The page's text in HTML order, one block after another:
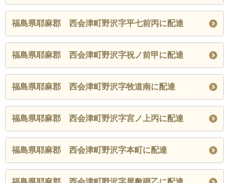
福島県耶麻郡 西会津町野沢字平七前丙に配達
福島県耶麻郡 西会津町野沢字祝ノ前甲に配達
福島県耶麻郡 西会津町野沢字牧道南に配達
福島県耶麻郡 西会津町野沢字宮ノ上丙に配達
福島県耶麻郡 西会津町野沢字本町に配達